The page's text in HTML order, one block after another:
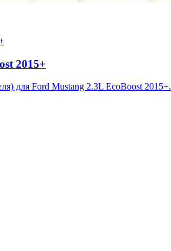
2015+
для Ford Mustang 2.3L EcoBoost 2015+.